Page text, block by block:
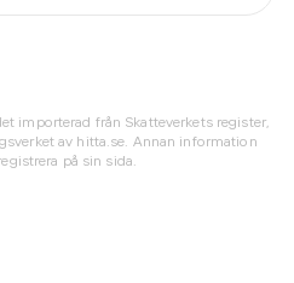
importerad från Skatteverkets register,
av hitta.se. Annan information
på sin sida.